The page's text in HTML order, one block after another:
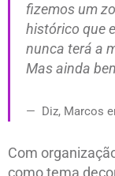
fizemos um
histórico que
nunca terá a
Mas ainda
Diz, Marcos
Com
como tema